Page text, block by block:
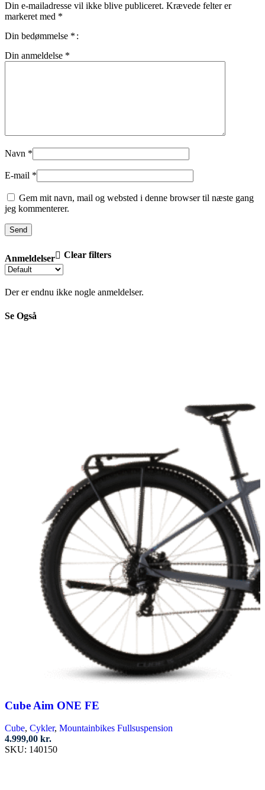
Anmeldelser Clear filters
Der er endnu ikke nogle anmeldelser.
Din e-mailadresse vil ikke blive publiceret. Krævede felter er
markeret med *
Din bedømmelse *
Din anmeldelse *
Navn *
E-mail *
Gem mit navn, mail og websted i denne browser til næste gang
jeg kommenterer.
Se Også
Cube Aim ONE FE
Cube, Cykler, Mountainbikes Fullsuspension
4.999,00 kr.
SKU: 140150